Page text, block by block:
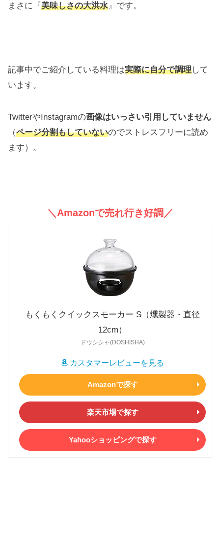
まさに『美味しさの大洪水』です。
記事中でご紹介している料理は実際に自分で調理して
います。
TwitterやInstagramの画像はいっさい引用していません
（ページ分割もしていないのでストレスフリーに読め
ます）。
＼Amazonで売れ行き好調／
もくもくクイックスモーカー S（燻製器・直径
12cm）
ドウシシャ(DOSHISHA)
カスタマーレビューを見る
Amazonで探す
楽天市場で探す
Yahooショッピングで探す